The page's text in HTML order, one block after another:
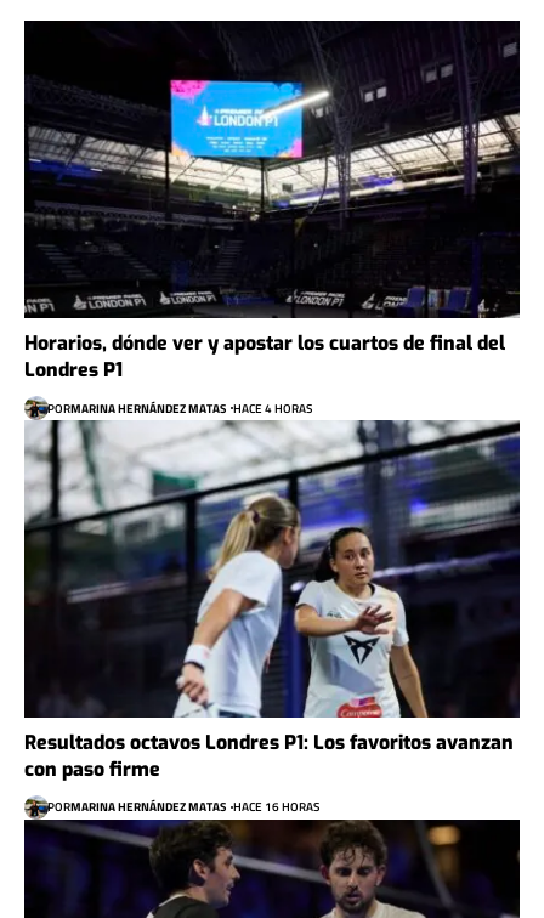
Horarios, dónde ver y apostar los cuartos de final del
Londres P1
PORMARINA HERNÁNDEZ MATAS HACE 4 HORAS
Resultados octavos Londres P1: Los favoritos avanzan
con paso firme
PORMARINA HERNÁNDEZ MATAS HACE 16 HORAS